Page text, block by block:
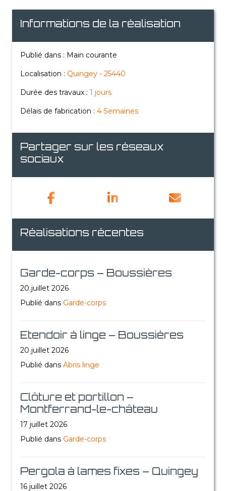
Informations de la réalisation
Publié dans : Main courante
Localisation : Quingey - 25440
Durée des travaux : 1 jours
Délais de fabrication : 4 Semaines
Partager sur les réseaux
sociaux
Réalisations récentes
Garde-corps – Boussières
20 juillet 2026
Publié dans Garde-corps
Etendoir à linge – Boussières
20 juillet 2026
Publié dans Abris linge
Clôture et portillon –
Montferrand-le-château
17 juillet 2026
Publié dans Garde-corps
Pergola à lames fixes – Quingey
16 juillet 2026